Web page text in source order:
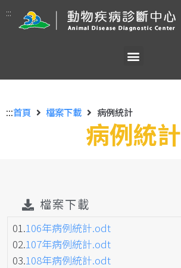
:::
:::首頁 檔案下載 病例統計
病例統計
檔案下載
01.106年病例統計.odt
02.107年病例統計.odt
03.108年病例統計.odt